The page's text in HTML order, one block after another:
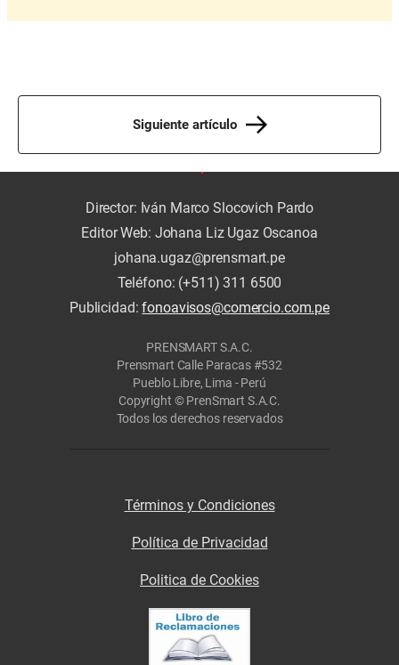
Siguiente artículo
Director: Iván Marco Slocovich Pardo
Editor Web: Johana Liz Ugaz Oscanoa
johana.ugaz@prensmart.pe
Teléfono: (+511) 311 6500
Publicidad:fonoavisos@comercio.com.pe
PRENSMART S.A.C.
Prensmart Calle Paracas #532
Pueblo Libre, Lima - Perú
Copyright © PrenSmart S.A.C.
Todos los derechos reservados
Términos y Condiciones
Política de Privacidad
Politica de Cookies